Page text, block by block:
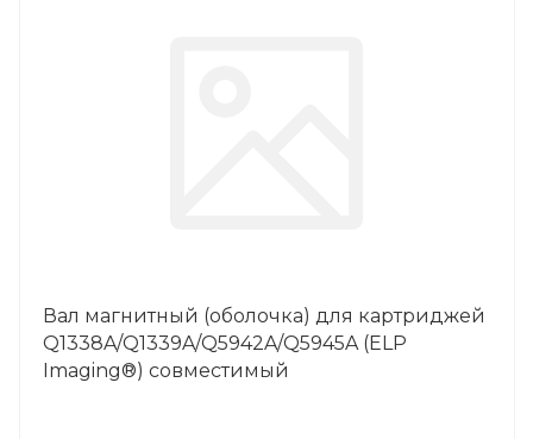
Вал магнитный (оболочка) для картриджей
Q1338A/Q1339A/Q5942A/Q5945A (ELP
Imaging®) совместимый